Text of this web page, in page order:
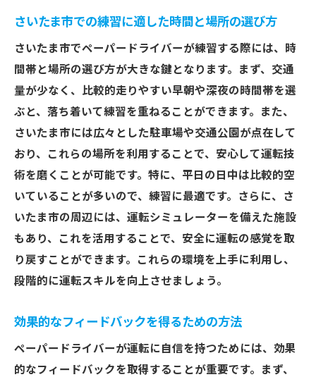
さいたま市での練習に適した時間と場所の選び方
さいたま市でペーパードライバーが練習する際には、時
間帯と場所の選び方が大きな鍵となります。まず、交通
量が少なく、比較的走りやすい早朝や深夜の時間帯を選
ぶと、落ち着いて練習を重ねることができます。また、
さいたま市には広々とした駐車場や交通公園が点在して
おり、これらの場所を利用することで、安心して運転技
術を磨くことが可能です。特に、平日の日中は比較的空
いていることが多いので、練習に最適です。さらに、さ
いたま市の周辺には、運転シミュレーターを備えた施設
もあり、これを活用することで、安全に運転の感覚を取
り戻すことができます。これらの環境を上手に利用し、
段階的に運転スキルを向上させましょう。
効果的なフィードバックを得るための方法
ペーパードライバーが運転に自信を持つためには、効果
的なフィードバックを取得することが重要です。まず、